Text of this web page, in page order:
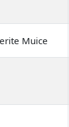
Muice